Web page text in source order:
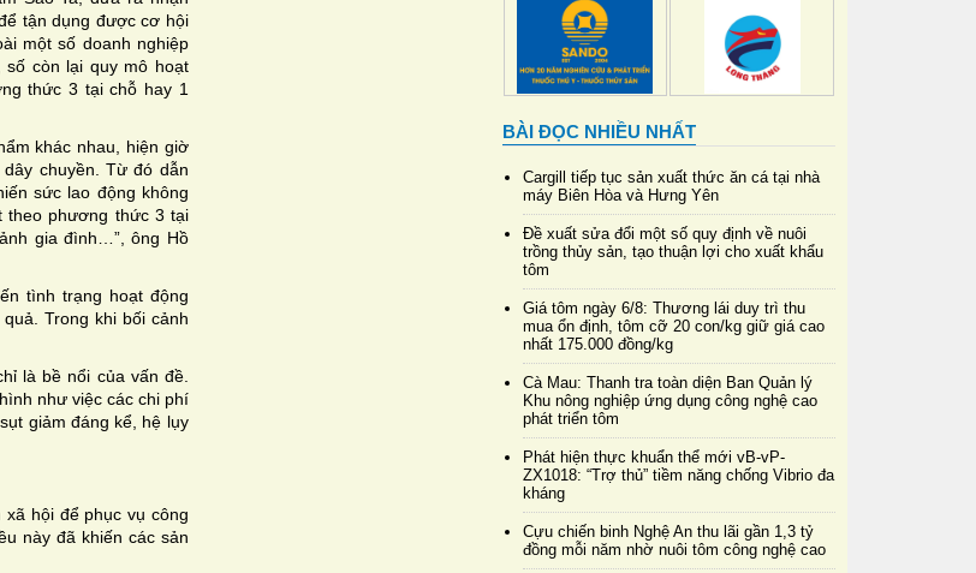
tận dụng được cơ hội
một số doanh nghiệp
còn lại quy mô hoạt
thức 3 tại chỗ hay 1
khác nhau, hiện giờ
chuyền. Từ đó dẫn
sức lao động không
theo phương thức 3 tại
gia đình…”, ông Hồ
tình trạng hoạt động
Trong khi bối cảnh
là bề nổi của vấn đề.
như việc các chi phí
giảm đáng kể, hệ lụy
hội để phục vụ công
này đã khiến các sản
BÀI ĐỌC NHIỀU NHẤT
Cargill tiếp tục sản xuất thức ăn cá tại nhà
máy Biên Hòa và Hưng Yên
Đề xuất sửa đổi một số quy định về nuôi
trồng thủy sản, tạo thuận lợi cho xuất khẩu
tôm
Giá tôm ngày 6/8: Thương lái duy trì thu
mua ổn định, tôm cỡ 20 con/kg giữ giá cao
nhất 175.000 đồng/kg
Cà Mau: Thanh tra toàn diện Ban Quản lý
Khu nông nghiệp ứng dụng công nghệ cao
phát triển tôm
Phát hiện thực khuẩn thể mới vB-vP-
ZX1018: “Trợ thủ” tiềm năng chống Vibrio đa
kháng
Cựu chiến binh Nghệ An thu lãi gần 1,3 tỷ
đồng mỗi năm nhờ nuôi tôm công nghệ cao